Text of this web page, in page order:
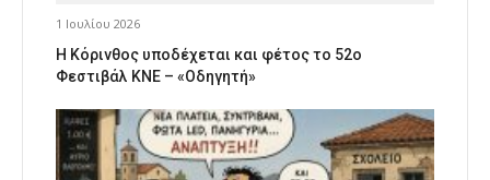
1 Ιουλίου 2026
Η Κόρινθος υποδέχεται και φέτος το 52ο
Φεστιβάλ ΚΝΕ – «Οδηγητή»